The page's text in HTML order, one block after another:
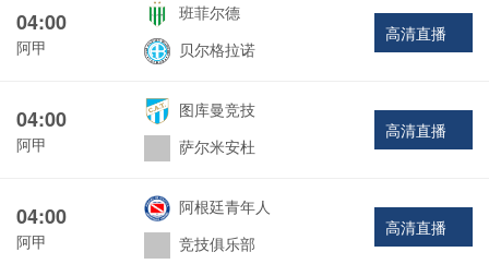
04:00
阿甲
班菲尔德
贝尔格拉诺
高清直播
04:00
阿甲
图库曼竞技
萨尔米安杜
高清直播
04:00
阿甲
阿根廷青年人
竞技俱乐部
高清直播